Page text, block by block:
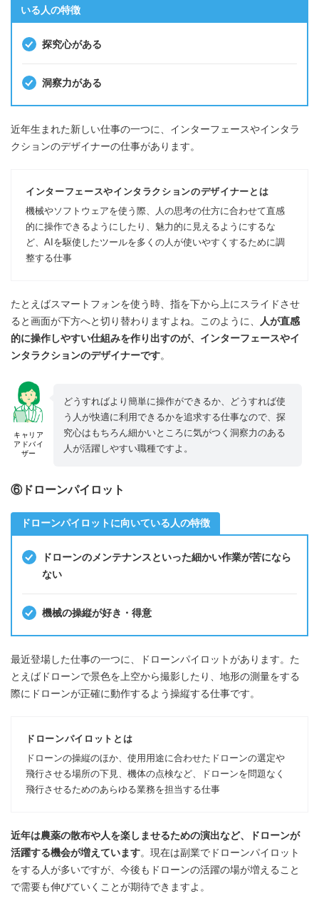
いる人の特徴
探究心がある
洞察力がある
近年生まれた新しい仕事の一つに、インターフェースやインタラ
クションのデザイナーの仕事があります。
インターフェースやインタラクションのデザイナーとは
機械やソフトウェアを使う際、人の思考の仕方に合わせて直感
的に操作できるようにしたり、魅力的に見えるようにするな
ど、AIを駆使したツールを多くの人が使いやすくするために調
整する仕事
たとえばスマートフォンを使う時、指を下から上にスライドさせ
ると画面が下方へと切り替わりますよね。このように、
人が直感
的に操作しやすい仕組みを作り出すのが、インターフェースやイ
ンタラクションのデザイナーです。
キャリア
アドバイ
ザー
どうすればより簡単に操作ができるか、どうすれば使
う人が快適に利用できるかを追求する仕事なので、探
究心はもちろん細かいところに気がつく洞察力のある
人が活躍しやすい職種ですよ。
⑥ドローンパイロット
ドローンパイロットに向いている人の特徴
ドローンのメンテナンスといった細かい作業が苦になら
ない
機械の操縦が好き・得意
最近登場した仕事の一つに、ドローンパイロットがあります。た
とえばドローンで景色を上空から撮影したり、地形の測量をする
際にドローンが正確に動作するよう操縦する仕事です。
ドローンパイロットとは
ドローンの操縦のほか、使用用途に合わせたドローンの選定や
飛行させる場所の下見、機体の点検など、ドローンを問題なく
飛行させるためのあらゆる業務を担当する仕事
近年は農薬の散布や人を楽しませるための演出など、ドローンが
活躍する機会が増えています。現在は副業でドローンパイロット
をする人が多いですが、今後もドローンの活躍の場が増えること
で需要も伸びていくことが期待できますよ。